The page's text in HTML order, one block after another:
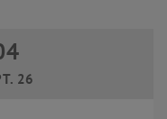
2026 bis 04 September 2026
26